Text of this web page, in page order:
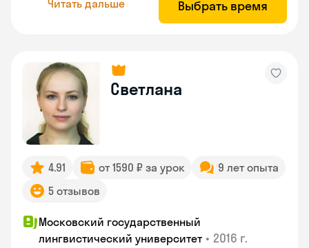
Читать дальше Выбрать время
Светлана
4.91 от 1590 ₽ за урок
9 лет опыта
5 отзывов
Московский государственный
лингвистический университет • 2016 г.